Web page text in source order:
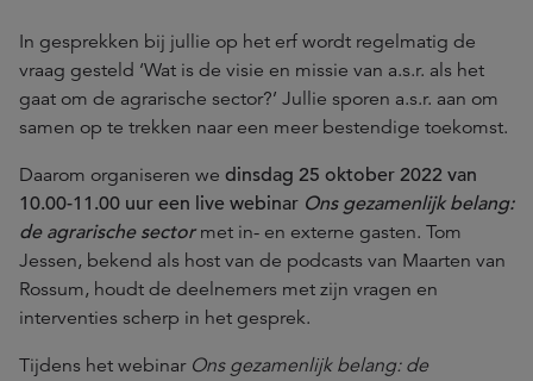
In gesprekken bij jullie op het erf wordt regelmatig de
vraag gesteld ‘Wat is de visie en missie van a.s.r. als het
gaat om de agrarische sector?’ Jullie sporen a.s.r. aan om
samen op te trekken naar een meer bestendige toekomst.
Daarom organiseren we dinsdag 25 oktober 2022 van
10.00-11.00 uur een live webinar Ons gezamenlijk belang:
de agrarische sector met in- en externe gasten. Tom
Jessen, bekend als host van de podcasts van Maarten van
Rossum, houdt de deelnemers met zijn vragen en
interventies scherp in het gesprek.
Tijdens het webinar Ons gezamenlijk belang: de